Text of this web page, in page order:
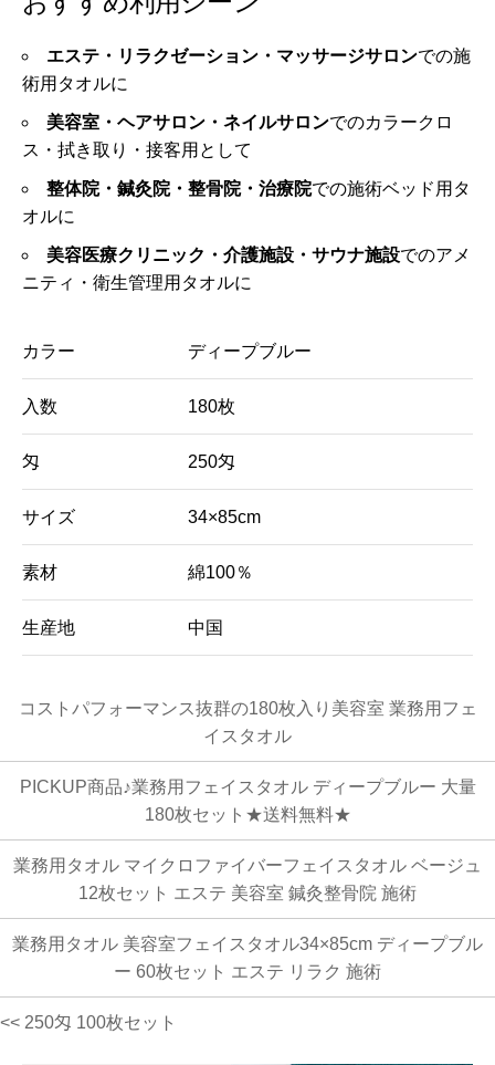
エステ・リラクゼーション・マッサージサロンでの施
術用タオルに
美容室・ヘアサロン・ネイルサロンでのカラークロ
ス・拭き取り・接客用として
整体院・鍼灸院・整骨院・治療院での施術ベッド用タ
オルに
美容医療クリニック・介護施設・サウナ施設でのアメ
ニティ・衛生管理用タオルに
カラー ディープブルー
入数 180枚
匁 250匁
サイズ 34×85cm
素材 綿100％
生産地 中国
コストパフォーマンス抜群の180枚入り美容室 業務用フェ
イスタオル
PICKUP商品♪業務用フェイスタオル ディープブルー 大量
180枚セット★送料無料★
業務用タオル マイクロファイバーフェイスタオル ベージュ
12枚セット エステ 美容室 鍼灸整骨院 施術
業務用タオル 美容室フェイスタオル34×85cm ディープブル
ー 60枚セット エステ リラク 施術
<< 250匁 100枚セット